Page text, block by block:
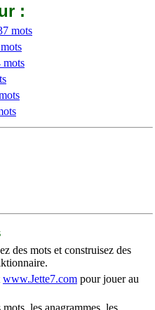
:
mots
mots
des mots et construisez des
www.Jette7.com pour jouer au
les anagrammes, les